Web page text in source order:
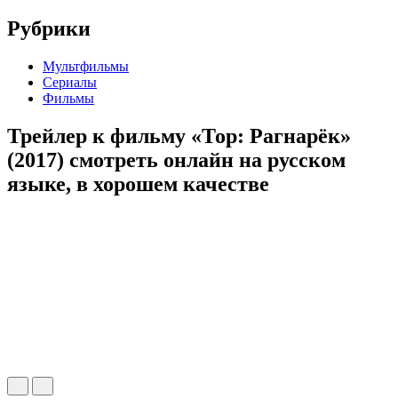
Рубрики
Мультфильмы
Сериалы
Фильмы
Трейлер к фильму «Тор: Рагнарёк»
(2017) cмотреть онлайн на русском
языке, в хорошем качестве